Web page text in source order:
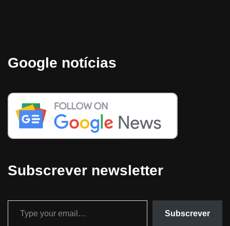
Google notícias
Subscrever newsletter
Subscrever